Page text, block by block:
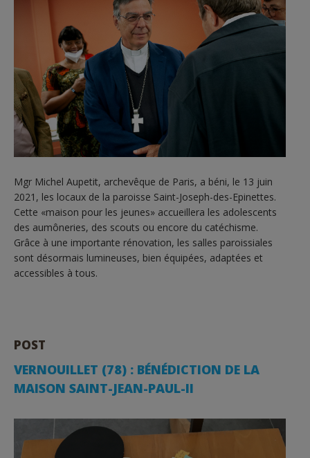
Mgr Michel Aupetit, archevêque de Paris, a béni, le 13 juin
2021, les locaux de la paroisse Saint-Joseph-des-Epinettes.
Cette «maison pour les jeunes» accueillera les adolescents
des aumôneries, des scouts ou encore du catéchisme.
Grâce à une importante rénovation, les salles paroissiales
sont désormais lumineuses, bien équipées, adaptées et
accessibles à tous.
POST
VERNOUILLET (78) : BÉNÉDICTION DE LA
MAISON SAINT-JEAN-PAUL-II